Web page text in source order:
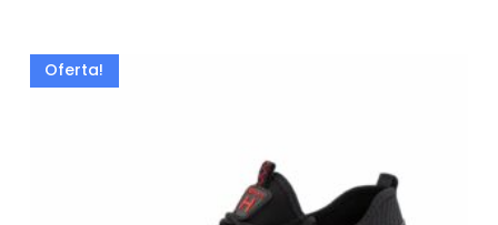
Oferta!